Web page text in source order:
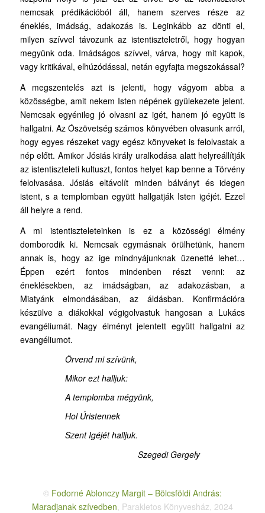
nemcsak prédikációból áll, hanem szerves része az
éneklés, imádság, adakozás is. Leginkább az dönti el,
milyen szívvel távozunk az istentiszteletről, hogy hogyan
megyünk oda. Imádságos szívvel, várva, hogy mit kapok,
vagy kritikával, elhúzódással, netán egyfajta megszokással?
A megszentelés azt is jelenti, hogy vágyom abba a
közösségbe, amit nekem Isten népének gyülekezete jelent.
Nemcsak egyénileg jó olvasni az igét, hanem jó együtt is
hallgatni. Az Ószövetség számos könyvében olvasunk arról,
hogy egyes részeket vagy egész könyveket is felolvastak a
nép előtt. Amikor Jósiás király uralkodása alatt helyreállítják
az istentiszteleti kultuszt, fontos helyet kap benne a Törvény
felolvasása. Jósiás eltávolít minden bálványt és idegen
istent, s a templomban együtt hallgatják Isten igéjét. Ezzel
áll helyre a rend.
A mi istentiszteleteinken is ez a közösségi élmény
domborodik ki. Nemcsak egymásnak örülhetünk, hanem
annak is, hogy az ige mindnyájunknak üzenetté lehet…
Éppen ezért fontos mindenben részt venni: az
éneklésekben, az imádságban, az adakozásban, a
Miatyánk elmondásában, az áldásban. Konfirmációra
készülve a diákokkal végigolvastuk hangosan a Lukács
evangéliumát. Nagy élményt jelentett együtt hallgatni az
evangéliumot.
Örvend mi szívünk,
Mikor ezt halljuk:
A templomba mégyünk,
Hol Úristennek
Szent Igéjét halljuk.
Szegedi Gergely
© Fodorné Ablonczy Margit – Bölcsföldi András:
Maradjanak szívedben , Parakletos Könyvesház, 2024